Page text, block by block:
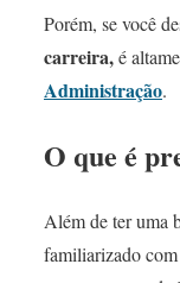
Porém, se você
carreira,é
Administração.
O que é
Além de ter uma
familiarizado